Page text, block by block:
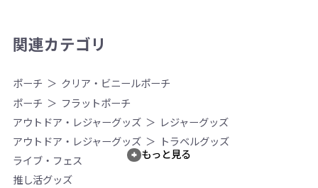
関連カテゴリ
ポーチ
クリア・ビニールポーチ
ポーチ
フラットポーチ
アウトドア・レジャーグッズ
レジャーグッズ
アウトドア・レジャーグッズ
トラベルグッズ
ライブ・フェス
推し活グッズ
もっと見る